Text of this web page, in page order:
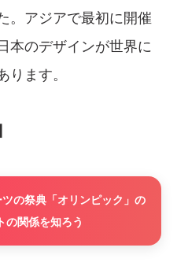
。アジアで最初に開催
本のデザインが世界に
ます。
の祭典「オリンピック」の
の関係を知ろう